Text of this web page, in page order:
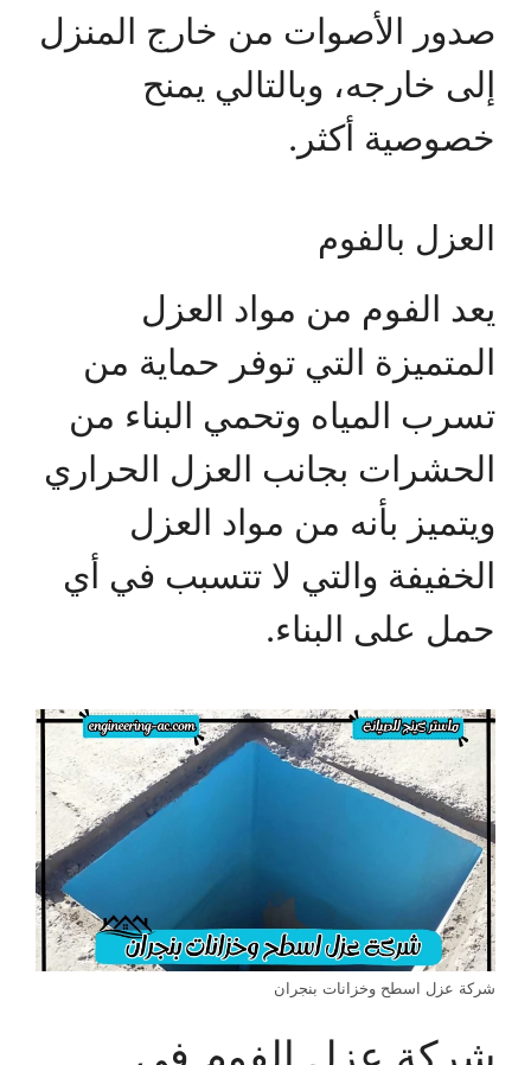
صدور الأصوات من خارج المنزل
إلى خارجه، وبالتالي يمنح
خصوصية أكثر.
العزل بالفوم
يعد الفوم من مواد العزل
المتميزة التي توفر حماية من
تسرب المياه وتحمي البناء من
الحشرات بجانب العزل الحراري
ويتميز بأنه من مواد العزل
الخفيفة والتي لا تتسبب في أي
حمل على البناء.
شركة عزل اسطح وخزانات بنجران